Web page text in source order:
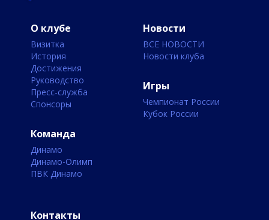
О клубе
Визитка
История
Достижения
Руководство
Пресс-служба
Спонсоры
Команда
Динамо
Динамо-Олимп
ПВК Динамо
Новости
ВСЕ НОВОСТИ
Новости клуба
Игры
Чемпионат России
Кубок России
Контакты